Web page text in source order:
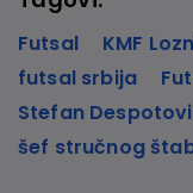
Futsal KMF
futsal srbija
Stefan
šef stručnog